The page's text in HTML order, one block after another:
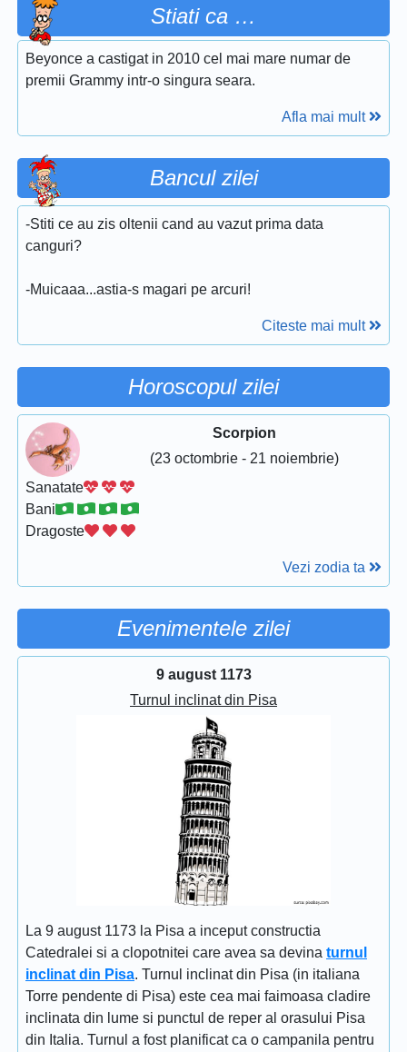
Stiati ca …
Beyonce a castigat in 2010 cel mai mare numar de
premii Grammy intr-o singura seara.
Afla mai mult
Bancul zilei
-Stiti ce au zis oltenii cand au vazut prima data
canguri?
-Muicaaa...astia-s magari pe arcuri!
Citeste mai mult
Horoscopul zilei
Scorpion
(23 octombrie - 21 noiembrie)
Sanatate
Bani
Dragoste
Vezi zodia ta
Evenimentele zilei
9 august 1173
Turnul inclinat din Pisa
La 9 august 1173 la Pisa a inceput constructia
Catedralei si a clopotnitei care avea sa devina turnul
inclinat din Pisa. Turnul inclinat din Pisa (in italiana
Torre pendente di Pisa) este cea mai faimoasa cladire
inclinata din lume si punctul de reper al orasului Pisa
din Italia. Turnul a fost planificat ca o campanila pentru